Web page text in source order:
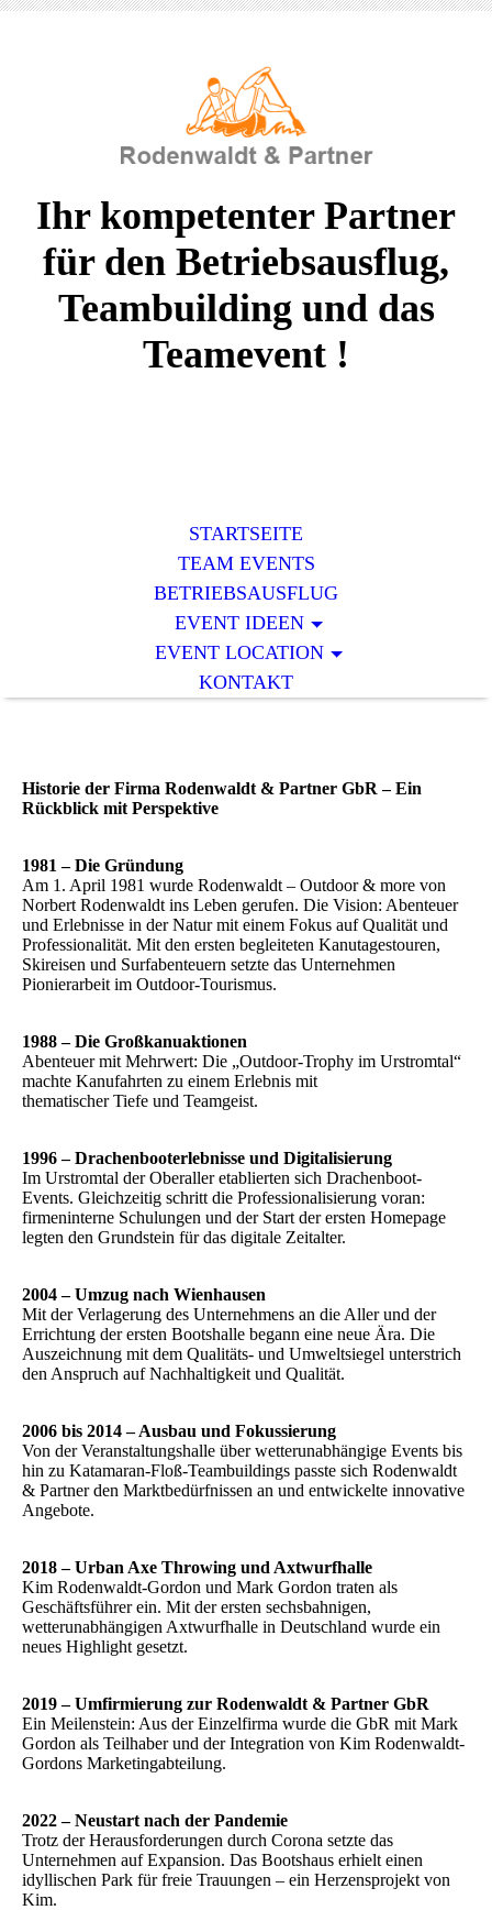
Ihr kompetenter Partner
für den Betriebsausflug,
Teambuilding und das
Teamevent !
STARTSEITE
TEAM EVENTS
BETRIEBSAUSFLUG
EVENT IDEEN
EVENT LOCATION
KONTAKT
Historie der Firma Rodenwaldt & Partner GbR – Ein
Rückblick mit Perspektive
1981 – Die Gründung
Am 1. April 1981 wurde Rodenwaldt – Outdoor & more von
Norbert Rodenwaldt ins Leben gerufen. Die Vision: Abenteuer
und Erlebnisse in der Natur mit einem Fokus auf Qualität und
Professionalität. Mit den ersten begleiteten Kanutagestouren,
Skireisen und Surfabenteuern setzte das Unternehmen
Pionierarbeit im Outdoor-Tourismus.
1988 – Die Großkanuaktionen
Abenteuer mit Mehrwert: Die „Outdoor-Trophy im Urstromtal“
machte Kanufahrten zu einem Erlebnis mit
thematischer Tiefe und Teamgeist.
1996 – Drachenbooterlebnisse und Digitalisierung
Im Urstromtal der Oberaller etablierten sich Drachenboot-
Events. Gleichzeitig schritt die Professionalisierung voran:
firmeninterne Schulungen und der Start der ersten Homepage
legten den Grundstein für das digitale Zeitalter.
2004 – Umzug nach Wienhausen
Mit der Verlagerung des Unternehmens an die Aller und der
Errichtung der ersten Bootshalle begann eine neue Ära. Die
Auszeichnung mit dem Qualitäts- und Umweltsiegel unterstrich
den Anspruch auf Nachhaltigkeit und Qualität.
2006 bis 2014 – Ausbau und Fokussierung
Von der Veranstaltungshalle über wetterunabhängige Events bis
hin zu Katamaran-Floß-Teambuildings passte sich Rodenwaldt
& Partner den Marktbedürfnissen an und entwickelte innovative
Angebote.
2018 – Urban Axe Throwing und Axtwurfhalle
Kim Rodenwaldt-Gordon und Mark Gordon traten als
Geschäftsführer ein. Mit der ersten sechsbahnigen,
wetterunabhängigen Axtwurfhalle in Deutschland wurde ein
neues Highlight gesetzt.
2019 – Umfirmierung zur Rodenwaldt & Partner GbR
Ein Meilenstein: Aus der Einzelfirma wurde die GbR mit Mark
Gordon als Teilhaber und der Integration von Kim Rodenwaldt-
Gordons Marketingabteilung.
2022 – Neustart nach der Pandemie
Trotz der Herausforderungen durch Corona setzte das
Unternehmen auf Expansion. Das Bootshaus erhielt einen
idyllischen Park für freie Trauungen – ein Herzensprojekt von
Kim.